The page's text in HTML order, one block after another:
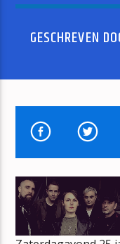
HUIDIG NUMMER
NIEUWS
HET RADIO NIEUWS
GESCHREVEN